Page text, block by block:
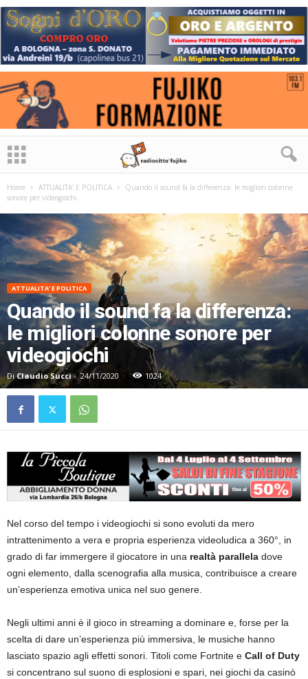
Home ATTUALITA' E POLITICA
Quando il sound fa la differenza: le migliori colonne
sonore per videogiochi
ATTUALITA' E POLITICA
Quando il sound fa la differenza:
le migliori colonne sonore per
videogiochi
Di Claudio Succi- 24/11/2020 1024
Nel corso del tempo i videogiochi si sono evoluti da mero
intrattenimento a vera e propria esperienza videoludica a 360°, in
grado di far immergere il giocatore in una realtà parallela dove
ogni elemento, dalla scenografia alla musica, contribuisce a creare
un’esperienza emotiva unica nel suo genere.
Negli ultimi anni è il gioco in streaming a dominare e, forse per la
scelta di dare un’esperienza più immersiva, le musiche hanno
lasciato spazio agli effetti sonori. Titoli come Fortnite e Call of Duty
si concentrano sul suono di esplosioni e spari, nei giochi da casinò